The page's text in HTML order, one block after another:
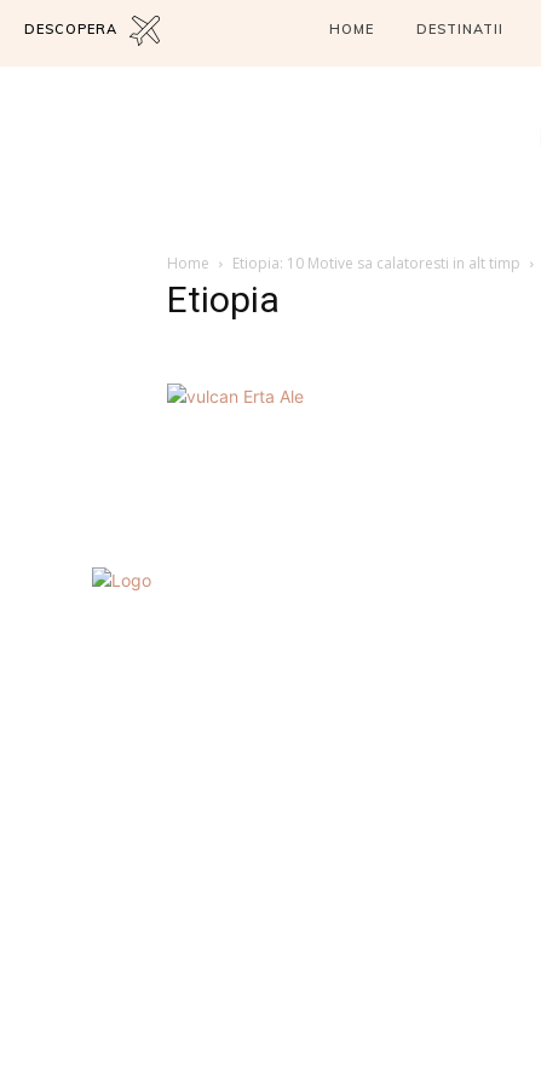
DESCOPERA HOME DESTINATII
Home Etiopia: 10 Motive sa calatoresti in alt timp
Etiopia